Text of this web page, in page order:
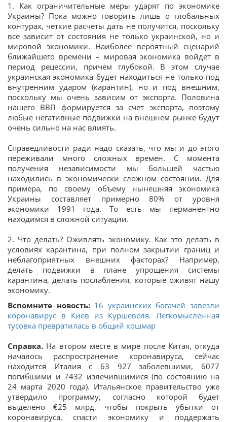
1. Как ограничительные меры ударят по экономике
Украины? Пока можно говорить лишь о глобальных
контурах, четкие расчеты дать не получится, поскольку
все зависит от состояния не только украинской, но и
мировой экономики. Наиболее вероятный сценарий
ближайшего времени – мировая экономика войдет в
период рецессии, причем глубокой. В этом случае
украинская экономика будет находиться не только под
внутренним ударом (карантин), но и под внешним,
поскольку мы очень зависим от экспорта. Половина
нашего ВВП формируется за счет экспорта, поэтому
любые негативные подвижки на внешнем рынке будут
очень сильно на нас влиять.
Справедливости ради надо сказать, что мы и до этого
переживали много сложных времен. С момента
получения независимости мы большей частью
находились в экономически сложном состоянии. Для
примера, по своему объему нынешняя экономика
Украины составляет примерно 80% от уровня
экономики 1991 года. То есть мы перманентно
находимся в сложной ситуации.
2. Что делать? Оживлять экономику. Как это делать в
условиях карантина, при полном закрытии границ и
неблагоприятных внешних факторах? Например,
делать подвижки в плане упрощения системы
карантина, делать послабления, которые оживят нашу
экономику.
Вспомните новость: 16 украинских богачей завезли
коронавирус в Киев из Куршевеля. Легкомысленная
тусовка превратилась в общий кошмар
Справка. На втором месте в мире после Китая, откуда
началось распространение коронавируса, сейчас
находится Италия с 63 927 заболевшими, 6077
погибшими и 7432 излечившимися (по состоянию на
24 марта 2020 года). Итальянское правительство уже
утвердило программу, согласно которой будет
выделено €25 млрд, чтобы покрыть убытки от
коронавируса, спасти экономику и поддержать